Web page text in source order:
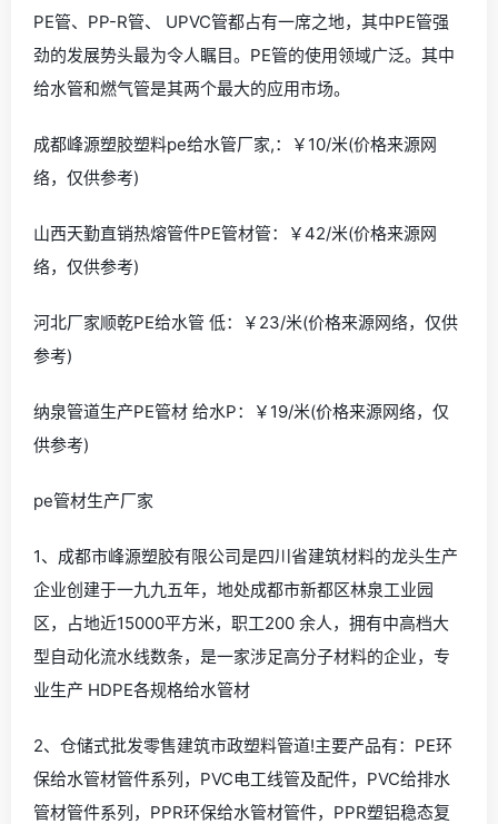
PE管、PP-R管、 UPVC管都占有一席之地，其中PE管强
劲的发展势头最为令人瞩目。PE管的使用领域广泛。其中
给水管和燃气管是其两个最大的应用市场。
成都峰源塑胶塑料pe给水管厂家,：￥10/米(价格来源网
络，仅供参考)
山西天勤直销热熔管件PE管材管：￥42/米(价格来源网
络，仅供参考)
河北厂家顺乾PE给水管 低：￥23/米(价格来源网络，仅供
参考)
纳泉管道生产PE管材 给水P：￥19/米(价格来源网络，仅
供参考)
pe管材生产厂家
1、成都市峰源塑胶有限公司是四川省建筑材料的龙头生产
企业创建于一九九五年，地处成都市新都区林泉工业园
区，占地近15000平方米，职工200 余人，拥有中高档大
型自动化流水线数条，是一家涉足高分子材料的企业，专
业生产 HDPE各规格给水管材
2、仓储式批发零售建筑市政塑料管道!主要产品有：PE环
保给水管材管件系列，PVC电工线管及配件，PVC给排水
管材管件系列，PPR环保给水管材管件，PPR塑铝稳态复